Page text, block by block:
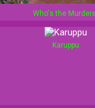
Who's the
Karuppu